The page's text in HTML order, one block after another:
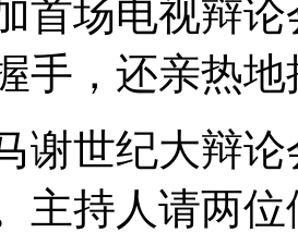
首场电视辩
手，还亲热
谢世纪大辩
主持人请两